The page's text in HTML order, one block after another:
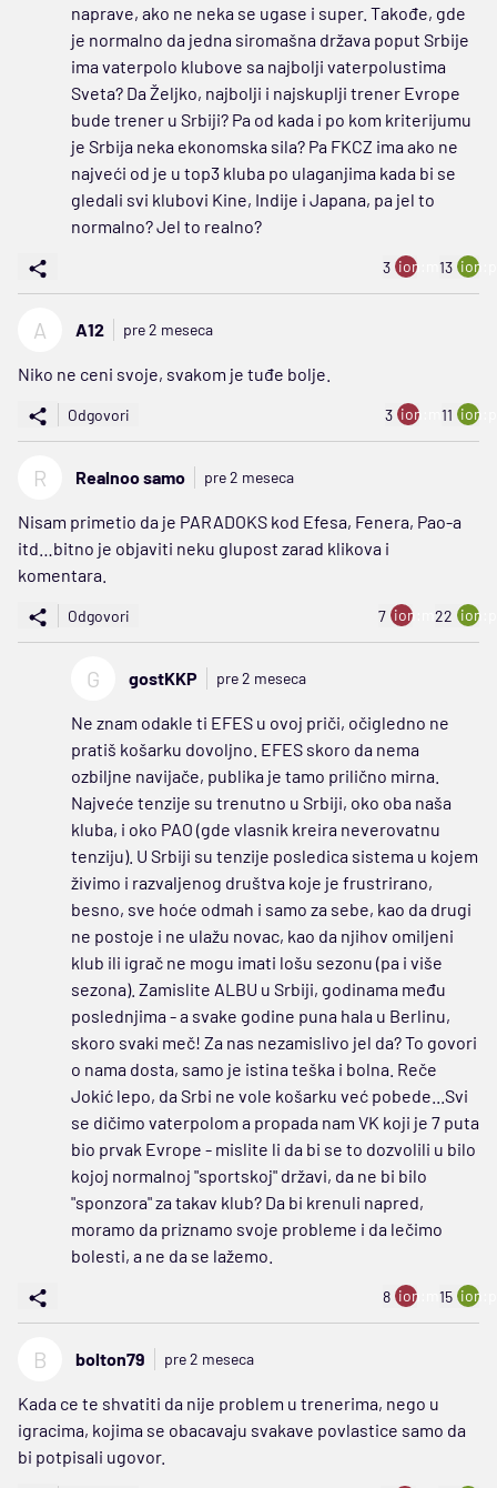
naprave, ako ne neka se ugase i super. Takođe, gde
je normalno da jedna siromašna država poput Srbije
ima vaterpolo klubove sa najbolji vaterpolustima
Sveta? Da Željko, najbolji i najskuplji trener Evrope
bude trener u Srbiji? Pa od kada i po kom kriterijumu
je Srbija neka ekonomska sila? Pa FKCZ ima ako ne
najveći od je u top3 kluba po ulaganjima kada bi se
gledali svi klubovi Kine, Indije i Japana, pa jel to
normalno? Jel to realno?
3 ion:minus
13
A A12 pre 2 meseca
Niko ne ceni svoje, svakom je tuđe bolje.
Odgovori 3 ion:minus
11
R Realnoo samo pre 2 meseca
Nisam primetio da je PARADOKS kod Efesa, Fenera, Pao-a
itd…bitno je objaviti neku glupost zarad klikova i
komentara.
Odgovori 7 ion:minus
22
G gostKKP pre 2 meseca
Ne znam odakle ti EFES u ovoj priči, očigledno ne
pratiš košarku dovoljno. EFES skoro da nema
ozbiljne navijače, publika je tamo prilično mirna.
Najveće tenzije su trenutno u Srbiji, oko oba naša
kluba, i oko PAO (gde vlasnik kreira neverovatnu
tenziju). U Srbiji su tenzije posledica sistema u kojem
živimo i razvaljenog društva koje je frustrirano,
besno, sve hoće odmah i samo za sebe, kao da drugi
ne postoje i ne ulažu novac, kao da njihov omiljeni
klub ili igrač ne mogu imati lošu sezonu (pa i više
sezona). Zamislite ALBU u Srbiji, godinama među
poslednjima - a svake godine puna hala u Berlinu,
skoro svaki meč! Za nas nezamislivo jel da? To govori
o nama dosta, samo je istina teška i bolna. Reče
Jokić lepo, da Srbi ne vole košarku već pobede...Svi
se dičimo vaterpolom a propada nam VK koji je 7 puta
bio prvak Evrope - mislite li da bi se to dozvolili u bilo
kojoj normalnoj "sportskoj" državi, da ne bi bilo
"sponzora" za takav klub? Da bi krenuli napred,
moramo da priznamo svoje probleme i da lečimo
bolesti, a ne da se lažemo.
8 ion:minus
15
B bolton79 pre 2 meseca
Kada ce te shvatiti da nije problem u trenerima, nego u
igracima, kojima se obacavaju svakave povlastice samo da
bi potpisali ugovor.